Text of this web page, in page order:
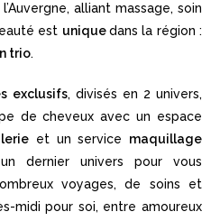
alliant massage, soin
est uniquedans la région :
trio.
exclusifs, divisés en 2 univers,
de cheveux avec un espace
et un service maquillage
dernier univers pour vous
voyages, de soins et
midi pour soi, entre amoureux